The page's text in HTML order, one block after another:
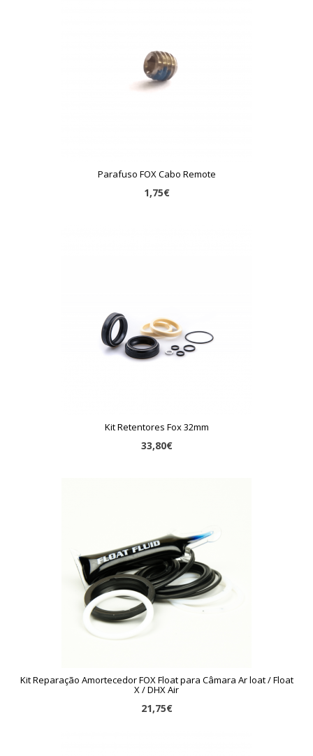
Parafuso FOX Cabo Remote
1,75€
Kit Retentores Fox 32mm
33,80€
Kit Reparação Amortecedor FOX Float para Câmara Ar loat / Float
X / DHX Air
21,75€